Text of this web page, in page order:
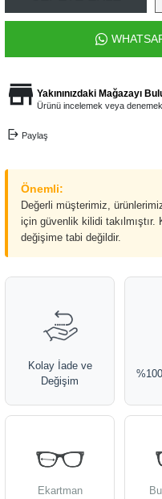
Yakınınızdaki Mağazayı
Ürünü incelemek veya
Paylaş
Önemli:
Değerli müşterimiz,
için güvenlik kilidi takılmıştır.
değişime tabi değildir.
Kolay İade ve
Değişim
Ekartman